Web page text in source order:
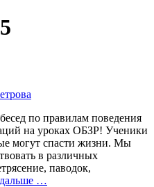
по правилам поведения
на уроках ОБЗР! Ученики
могут спасти жизни. Мы
в различных
паводок,
…